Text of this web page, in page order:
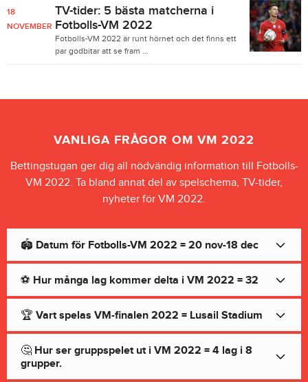
18
NOVEMBER
TV-tider: 5 bästa matcherna i
Fotbolls-VM 2022
Fotbolls-VM 2022 är runt hörnet och det finns ett
par godbitar att se fram ...
VANLIGA FRÅGOR OM VM 2022
Bettingstugan ger dig all nödvändig information till Fotbolls-
VM 2022. Ta bland annat del av spelschema, TV-tider,
nyheter för VM 2022.
🏟 Datum för Fotbolls-VM 2022 = 20 nov-18 dec
⚽️ Hur många lag kommer delta i VM 2022 = 32
🏆 Vart spelas VM-finalen 2022 = Lusail Stadium
🤔 Hur ser gruppspelet ut i VM 2022 = 4 lag i 8
grupper.